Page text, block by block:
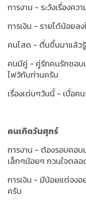
การงาน - ระวังเรื่องคว
การเงิน - รายได้น้อยล
คนโสด - ตื่นขึ้นมาแล้ว
คนมีคู่ - คู่รักคนรักชอบเ
ไฟว้กับท่านครับ
เรื่องเด่นๆวันนี้ - เบื่อค
คนเกิดวันศุกร์
การงาน - ต้องรอบคอบ
เล็กๆน้อยๆ กวนใจตล
การเงิน - มีน้อยแต่จงอ
ครับ